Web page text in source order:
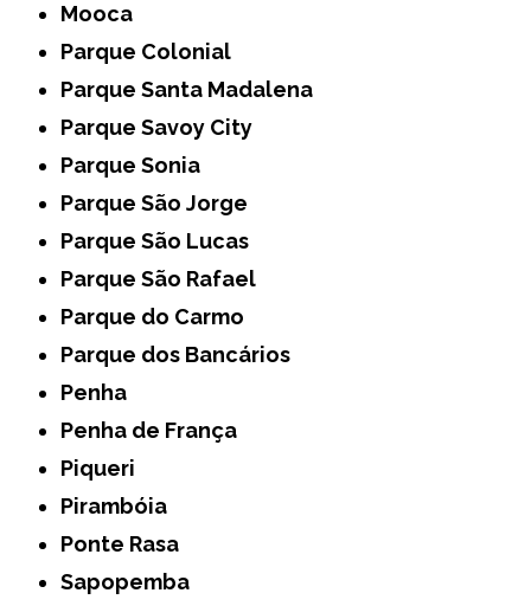
Mooca
Parque Colonial
Parque Santa Madalena
Parque Savoy City
Parque Sonia
Parque São Jorge
Parque São Lucas
Parque São Rafael
Parque do Carmo
Parque dos Bancários
Penha
Penha de França
Piqueri
Pirambóia
Ponte Rasa
Sapopemba